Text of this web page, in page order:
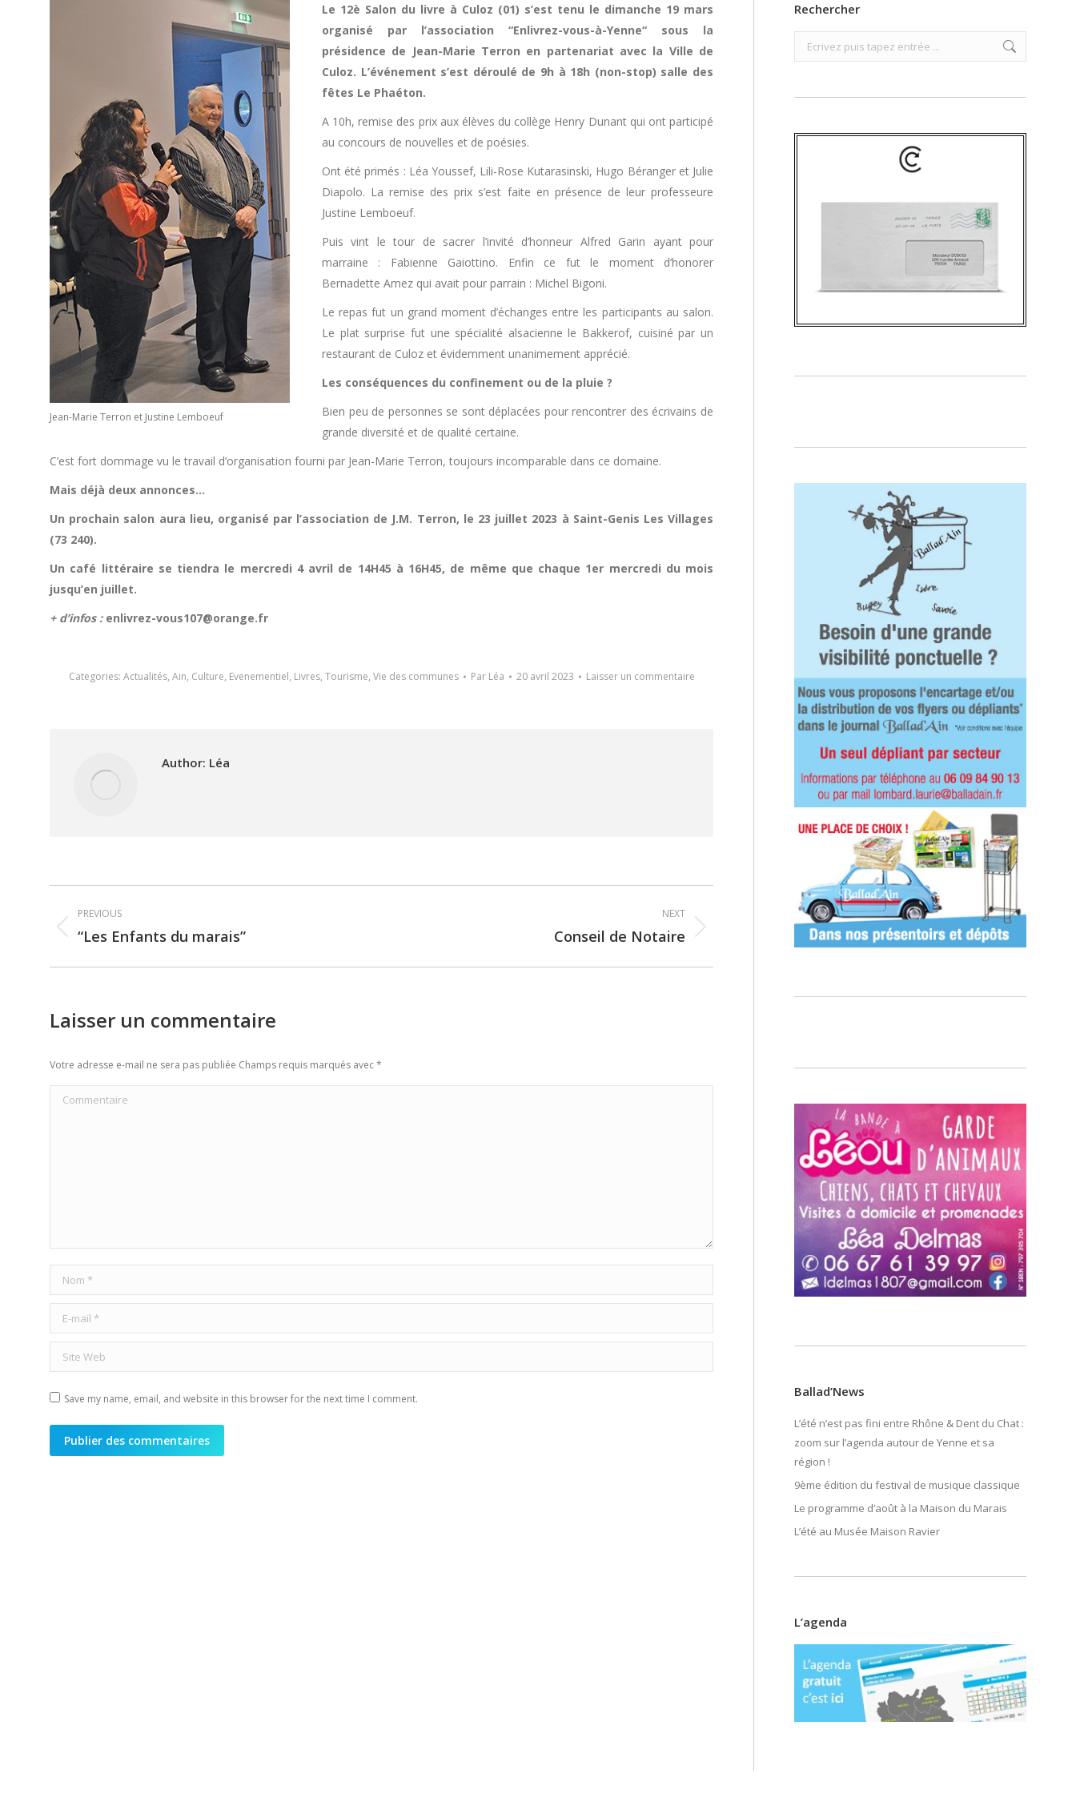
Jean-Marie Terron et Justine Lemboeuf
Le 12è Salon du livre à Culoz (01) s’est tenu le dimanche 19 mars
organisé par l’association “Enlivrez-vous-à-Yenne“ sous la
présidence de Jean-Marie Terron en partenariat avec la Ville de
Culoz. L’événement s’est déroulé de 9h à 18h (non-stop) salle des
fêtes Le Phaéton.
A 10h, remise des prix aux élèves du collège Henry Dunant qui ont participé
au concours de nouvelles et de poésies.
Ont été primés : Léa Youssef, Lili-Rose Kutarasinski, Hugo Béranger et Julie
Diapolo. La remise des prix s’est faite en présence de leur professeure
Justine Lemboeuf.
Puis vint le tour de sacrer l’invité d’honneur Alfred Garin ayant pour
marraine : Fabienne Gaiottino. Enfin ce fut le moment d’honorer
Bernadette Amez qui avait pour parrain : Michel Bigoni.
Le repas fut un grand moment d’échanges entre les participants au salon.
Le plat surprise fut une spécialité alsacienne le Bakkerof, cuisiné par un
restaurant de Culoz et évidemment unanimement apprécié.
Les conséquences du confinement ou de la pluie ?
Bien peu de personnes se sont déplacées pour rencontrer des écrivains de
grande diversité et de qualité certaine.
C’est fort dommage vu le travail d’organisation fourni par Jean-Marie Terron, toujours incomparable dans ce domaine.
Mais déjà deux annonces…
Un prochain salon aura lieu, organisé par l’association de J.M. Terron, le 23 juillet 2023 à Saint-Genis Les Villages
(73 240).
Un café littéraire se tiendra le mercredi 4 avril de 14H45 à 16H45, de même que chaque 1er mercredi du mois
jusqu’en juillet.
+ d’infos :enlivrez-vous107@orange.fr
Categories: Actualités, Ain, Culture, Evenementiel, Livres, Tourisme, Vie des communes Par Léa 20 avril 2023 Laisser un commentaire
Author: Léa
Post
navigation
PREVIOUS
Previous
“Les Enfants du marais”
NEXT
Conseil de Notaire
Laisser un commentaire
Votre adresse e-mail ne sera pas publiée Champs requis marqués avec*
Commentaire
Nom *
E-mail *
Site Web
Save my name, email, and website in this browser for the next time I comment.
Publier des commentaires
Rechercher
Search:
Ballad’News
L’été n’est pas fini entre Rhône & Dent du Chat :
zoom sur l’agenda autour de Yenne et sa
région !
9ème édition du festival de musique classique
Le programme d’août à la Maison du Marais
L’été au Musée Maison Ravier
L’agenda